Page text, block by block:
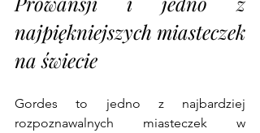
najpiękniejszych miasteczek
na świecie
Gordes to jedno z najbardziej
rozpoznawalnych miasteczek w